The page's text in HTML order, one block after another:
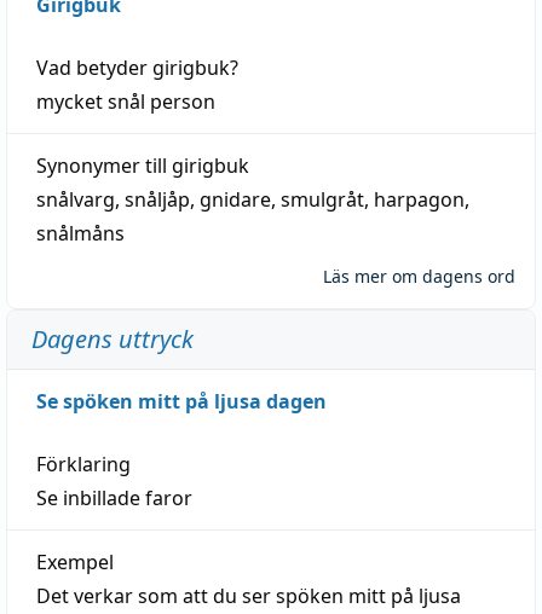
Vad betydergirigbuk?
mycketsnål person
Synonymer till girigbuk
snålvarg, snåljåp, gnidare, smulgråt, harpagon,
snålmåns
Läs mer om dagens ord
Dagens uttryck
Se spöken mitt på ljusa dagen
Förklaring
Se inbillade faror
Exempel
Det verkar som att du ser spöken mitt på ljusa